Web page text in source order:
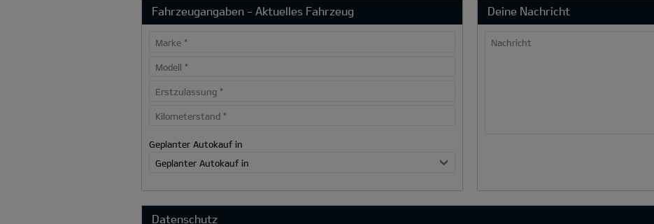
Fahrzeugangaben - Aktuelles Fahrzeug
Marke *
Modell *
Erstzulassung *
Kilometerstand *
Geplanter Autokauf in
Geplanter Autokauf in
Deine Nachricht
Nachricht
Datenschutz